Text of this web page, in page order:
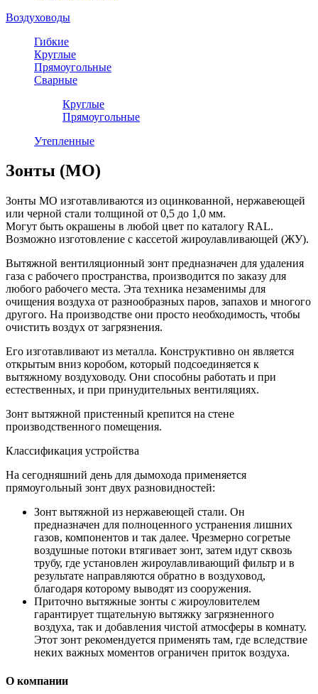
Воздуховоды
Гибкие
Круглые
Прямоугольные
Сварные
Круглые
Прямоугольные
Утепленные
Зонты (МО)
Зонты МО изготавливаются из оцинкованной, нержавеющей
или черной стали толщиной от 0,5 до 1,0 мм.
Могут быть окрашены в любой цвет по каталогу RAL.
Возможно изготовление с кассетой жироулавливающей (ЖУ).
Вытяжной вентиляционный зонт предназначен для удаления
газа с рабочего пространства, производится по заказу для
любого рабочего места. Эта техника незаменимы для
очищения воздуха от разнообразных паров, запахов и многого
другого. На производстве они просто необходимость, чтобы
очистить воздух от загрязнения.
Его изготавливают из металла. Конструктивно он является
открытым вниз коробом, который подсоединяется к
вытяжному воздуховоду. Они способны работать и при
естественных, и при принудительных вентиляциях.
Зонт вытяжной пристенный крепится на стене
производственного помещения.
Классификация устройства
На сегодняшний день для дымохода применяется
прямоугольный зонт двух разновидностей:
Зонт вытяжной из нержавеющей стали. Он
предназначен для полноценного устранения лишних
газов, компонентов и так далее. Чрезмерно согретые
воздушные потоки втягивает зонт, затем идут сквозь
трубу, где установлен жироулавливающий фильтр и в
результате направляются обратно в воздуховод,
благодаря которому выводят из сооружения.
Приточно вытяжные зонты с жироуловителем
гарантирует тщательную вытяжку загрязненного
воздуха, так и добавления чистой атмосферы в комнату.
Этот зонт рекомендуется применять там, где вследствие
неких важных моментов ограничен приток воздуха.
О компании